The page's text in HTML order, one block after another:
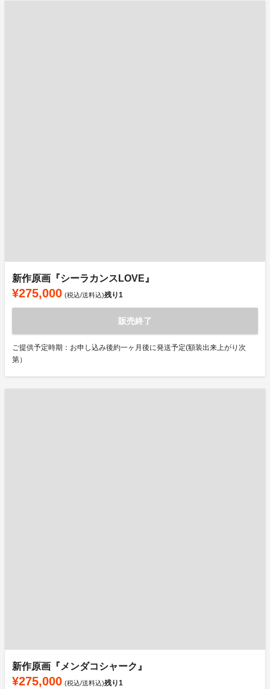
新作原画『シーラカンスLOVE』
¥275,000 (税込/送料込)残り1
販売終了
ご提供予定時期：お申し込み後約一ヶ月後に発送予定(額装出来上がり次
第）
新作原画『メンダコシャーク』
¥275,000 (税込/送料込)残り1